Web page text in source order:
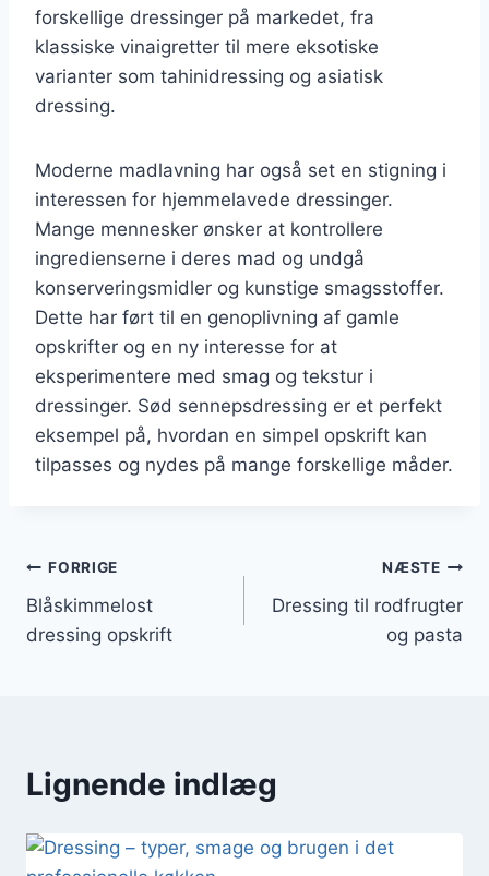
forskellige dressinger på markedet, fra
klassiske vinaigretter til mere eksotiske
varianter som tahinidressing og asiatisk
dressing.
Moderne madlavning har også set en stigning i
interessen for hjemmelavede dressinger.
Mange mennesker ønsker at kontrollere
ingredienserne i deres mad og undgå
konserveringsmidler og kunstige smagsstoffer.
Dette har ført til en genoplivning af gamle
opskrifter og en ny interesse for at
eksperimentere med smag og tekstur i
dressinger. Sød sennepsdressing er et perfekt
eksempel på, hvordan en simpel opskrift kan
tilpasses og nydes på mange forskellige måder.
Indlægsnavigation
FORRIGE
Blåskimmelost
dressing opskrift
NÆSTE
Dressing til rodfrugter
og pasta
Lignende indlæg